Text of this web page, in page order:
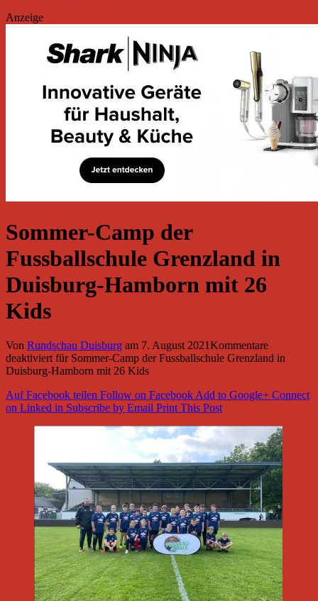
Anzeige
Sommer-Camp der
Fussballschule Grenzland in
Duisburg-Hamborn mit 26
Kids
Von Rundschau Duisburg am 7. August 2021Kommentare
deaktiviertfür Sommer-Camp der Fussballschule Grenzland in
Duisburg-Hamborn mit 26 Kids
Auf Facebook teilen Follow on FacebookAdd to Google+ Connect
on Linked in Subscribe by Email Print This Post